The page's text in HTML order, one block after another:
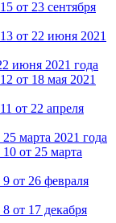
от 23 сентября
от 22 июня 2021
июня 2021 года
от 18 мая 2021
от 22 апреля
марта 2021 года
от 25 марта
от 26 февраля
от 17 декабря